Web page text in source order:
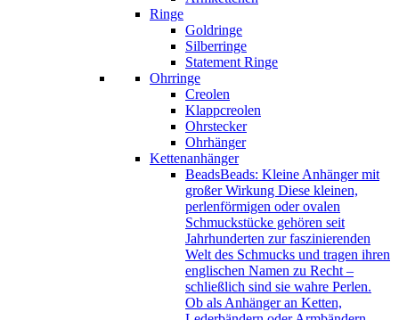
Ringe
Goldringe
Silberringe
Statement Ringe
Ohrringe
Creolen
Klappcreolen
Ohrstecker
Ohrhänger
Kettenanhänger
BeadsBeads: Kleine Anhänger mit
großer Wirkung Diese kleinen,
perlenförmigen oder ovalen
Schmuckstücke gehören seit
Jahrhunderten zur faszinierenden
Welt des Schmucks und tragen ihren
englischen Namen zu Recht –
schließlich sind sie wahre Perlen.
Ob als Anhänger an Ketten,